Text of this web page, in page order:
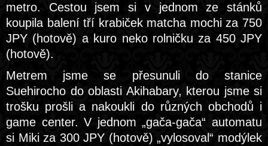
metro. Cestou jsem si v jednom ze stánků
koupila balení tří krabiček matcha mochi za 750
JPY (hotově) a kuro neko rolničku za 450 JPY
(hotově).
Metrem jsme se přesunuli do stanice
Suehirocho do oblasti Akihabary, kterou jsme si
trošku prošli a nakoukli do různých obchodů i
game center. V jednom „gača-gača“ automatu
si Miki za 300 JPY (hotově) „vylosoval“ modýlek